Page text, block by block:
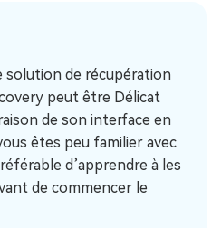
solution de récupération
peut être Délicat
de son interface en
êtes peu familier avec
d’apprendre à les
de commencer le